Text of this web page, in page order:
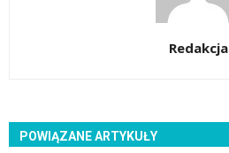
Redakcja
POWIĄZANE ARTYKUŁY